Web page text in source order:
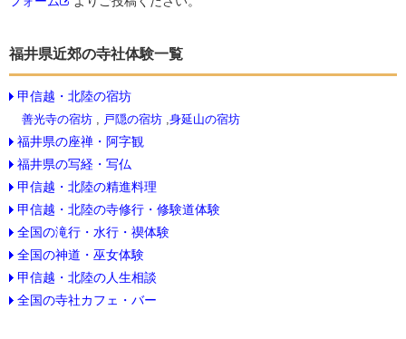
福井県近郊の寺社体験一覧
甲信越・北陸の宿坊
善光寺の宿坊 , 戸隠の宿坊 ,身延山の宿坊
福井県の座禅・阿字観
福井県の写経・写仏
甲信越・北陸の精進料理
甲信越・北陸の寺修行・修験道体験
全国の滝行・水行・禊体験
全国の神道・巫女体験
甲信越・北陸の人生相談
全国の寺社カフェ・バー